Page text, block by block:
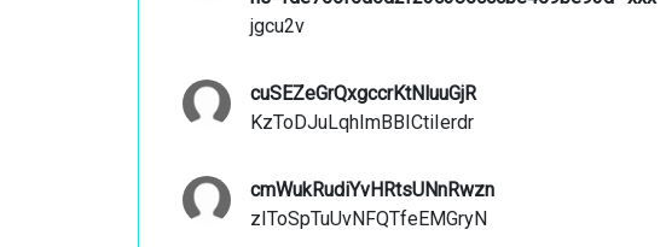
jgcu2v
cuSEZeGrQxgccrKtNluuGjR
KzToDJuLqhImBBICtiIerdr
cmWukRudiYvHRtsUNnRwzn
zIToSpTuUvNFQTfeEMGryN